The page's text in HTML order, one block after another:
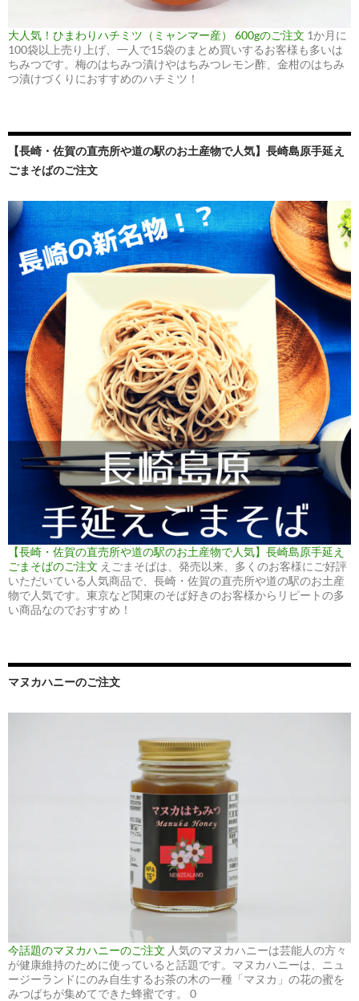
大人気！ひまわりハチミツ（ミャンマー産） 600gのご注文 1か月に
100袋以上売り上げ、一人で15袋のまとめ買いするお客様も多いは
ちみつです。梅のはちみつ漬けやはちみつレモン酢、金柑のはちみ
つ漬けづくりにおすすめのハチミツ！
【長崎・佐賀の直売所や道の駅のお土産物で人気】長崎島原手延え
ごまそばのご注文
【長崎・佐賀の直売所や道の駅のお土産物で人気】長崎島原手延え
ごまそばのご注文 えごまそばは、発売以来、多くのお客様にご好評
いただいている人気商品で、長崎・佐賀の直売所や道の駅のお土産
物で人気です。東京など関東のそば好きのお客様からリピートの多
い商品なのでおすすめ！
マヌカハニーのご注文
今話題のマヌカハニーのご注文 人気のマヌカハニーは芸能人の方々
が健康維持のために使っていると話題です。マヌカハニーは、ニュ
ージーランドにのみ自生するお茶の木の一種「マヌカ」の花の蜜を
みつばちが集めてできた蜂蜜です。 0